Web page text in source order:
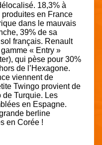
18,3% à
en France
dans le mauvais
39% de sa
français. Renault
« Entry »
qui pèse pour 30%
de l’Hexagone.
viennent de
Twingo provient de
de Turquie. Les
en Espagne.
berline
en Corée !